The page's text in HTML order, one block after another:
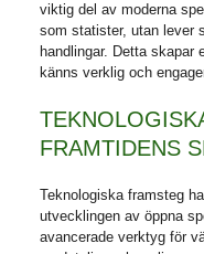
viktig del av moderna
som statister, utan lever
handlingar. Detta skapar
känns verklig och
FRAMTIDENS
Teknologiska framsteg
utvecklingen av öppna
avancerade verktyg för